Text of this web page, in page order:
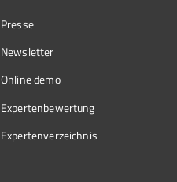
Presse
Newsletter
Online demo
Expertenbewertung
Expertenverzeichnis